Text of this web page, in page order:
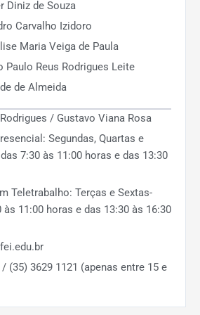
Defesa de Dissertação
para agendar a defesa de
a entrega do Histórico do
com o
, devidamente preenchido e
e coordenador do
eu tenho para fazer a
dissertação?
minutos para a apresentação da
Diniz de Souza
Carvalho Izidoro
Maria Veiga de Paula
Paulo Reus Rodrigues Leite
de Almeida
/ Gustavo Viana Rosa
Segundas, Quartas e
7:30 às 11:00 horas e das 13:30
Teletrabalho: Terças e Sextas-
às 11:00 horas e das 13:30 às 16:30
/ (35) 3629 1121 (apenas entre 15 e